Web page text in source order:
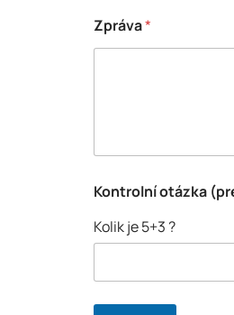
T
e
l
Zpráva*
Kontrolní otázka
Kolik je 5+3 ?